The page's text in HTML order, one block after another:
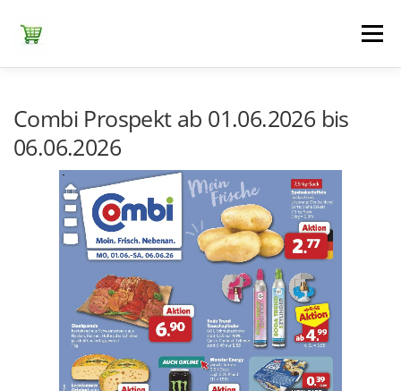
Inhalt
springen
Menü
NETTO DISCOUNT NORMA REWE
+ ALLE
Combi Prospekt ab 01.06.2026 bis
06.06.2026